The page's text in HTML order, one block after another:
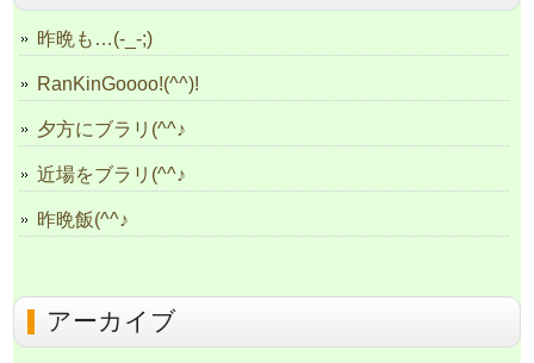
昨晩も…(-_-;)
RanKinGoooo!(^^)!
夕方にブラリ(^^♪
近場をブラリ(^^♪
昨晩飯(^^♪
アーカイブ